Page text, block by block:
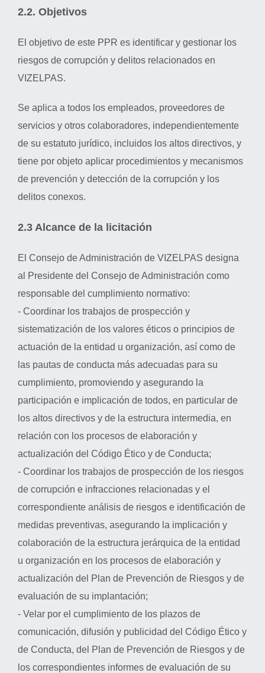
2.2. Objetivos
El objetivo de este PPR es identificar y gestionar los
riesgos de corrupción y delitos relacionados en
VIZELPAS.
Se aplica a todos los empleados, proveedores de
servicios y otros colaboradores, independientemente
de su estatuto jurídico, incluidos los altos directivos, y
tiene por objeto aplicar procedimientos y mecanismos
de prevención y detección de la corrupción y los
delitos conexos.
2.3 Alcance de la licitación
El Consejo de Administración de VIZELPAS designa
al Presidente del Consejo de Administración como
responsable del cumplimiento normativo:
- Coordinar los trabajos de prospección y
sistematización de los valores éticos o principios de
actuación de la entidad u organización, así como de
las pautas de conducta más adecuadas para su
cumplimiento, promoviendo y asegurando la
participación e implicación de todos, en particular de
los altos directivos y de la estructura intermedia, en
relación con los procesos de elaboración y
actualización del Código Ético y de Conducta;
- Coordinar los trabajos de prospección de los riesgos
de corrupción e infracciones relacionadas y el
correspondiente análisis de riesgos e identificación de
medidas preventivas, asegurando la implicación y
colaboración de la estructura jerárquica de la entidad
u organización en los procesos de elaboración y
actualización del Plan de Prevención de Riesgos y de
evaluación de su implantación;
- Velar por el cumplimiento de los plazos de
comunicación, difusión y publicidad del Código Ético y
de Conducta, del Plan de Prevención de Riesgos y de
los correspondientes informes de evaluación de su